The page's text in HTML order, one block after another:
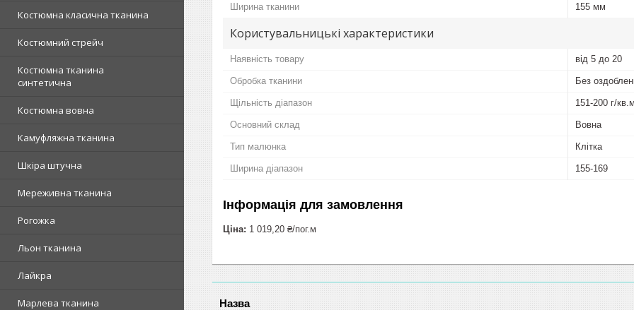
Костюмна класична тканина
Костюмний стрейч
Костюмна тканина
синтетична
Костюмна вовна
Камуфляжна тканина
Шкіра штучна
Мереживна тканина
Рогожка
Льон тканина
Лайкра
Марлева тканина
Ширина тканини 155 мм
Користувальницькі характеристики
Наявність товару від 5 до 20
Обробка тканини Без
Щільність діапазон 151-200 г/
Основний склад Вовна
Тип малюнка Клітка
Ширина діапазон 155-169
Інформація для замовлення
Ціна: 1 019,20 ₴/пог.м